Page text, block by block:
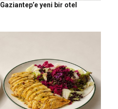
yeni bir otel